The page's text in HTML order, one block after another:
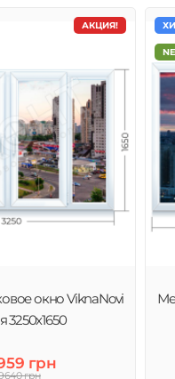
АКЦИЯ!
окно ViknaNovi
3250х1650
грн
грн